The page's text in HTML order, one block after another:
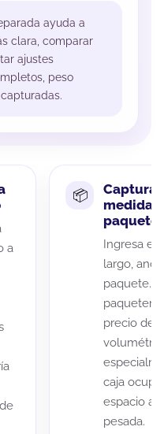
ayuda a
clara, comparar
ajustes
peso
a
Captura
medidas
paquete
Ingresa el
largo,
paquete.
precio de
caja
espacio
pesada.